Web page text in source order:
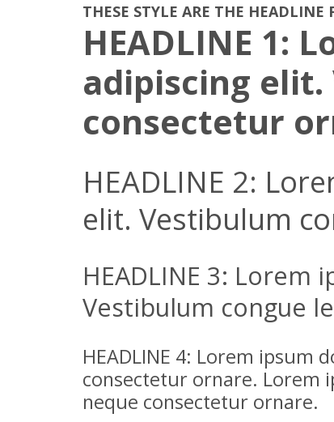
THESE STYLE ARE THE HEADLINE
HEADLINE 1:
adipiscing
consectetur
HEADLINE 2:
elit. Vestibulum
HEADLINE 3:
Vestibulum congue
HEADLINE 4: Lorem
consectetur ornare. Lorem
neque consectetur ornare.